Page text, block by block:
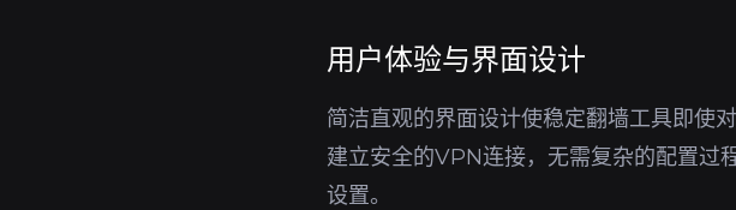
用户体验与界面设计
简洁直观的界面设计使稳定翻墙工具即使
建立安全的VPN连接，无需复杂的配置过
设置。